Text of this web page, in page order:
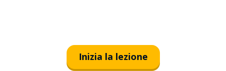
Inizia la lezione